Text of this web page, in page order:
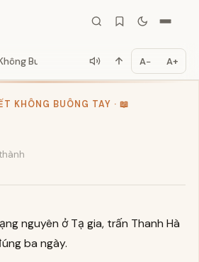
Buôn... A− A+
KHÔNG BUÔNG TAY · 📖
nguyên ở Tạ gia, trấn Thanh Hà
ba ngày.